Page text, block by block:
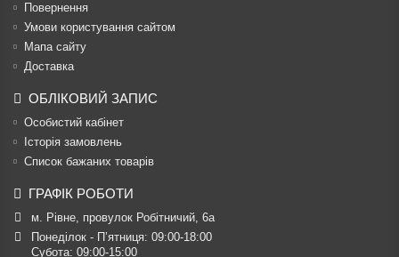
Повернення
Умови користування сайтом
Мапа сайту
Доставка
ОБЛІКОВИЙ ЗАПИС
Особистий кабінет
Історія замовлень
Список бажаних товарів
ГРАФІК РОБОТИ
м. Рівне, провулок Робітничий, 6а
Понеділок - П’ятниця: 09:00-18:00
Субота: 09:00-15:00